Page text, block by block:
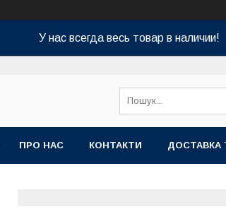
У нас всегда весь товар в наличии!
ПРО НАС КОНТАКТИ ДОСТАВКА